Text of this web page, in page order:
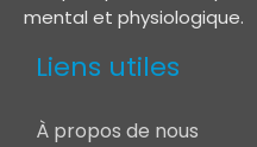
mental et physiologique.
Liens utiles
À propos de nous